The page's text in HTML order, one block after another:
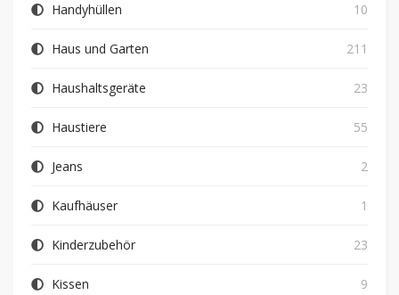
Handyhüllen 10
Haus und Garten 211
Haushaltsgeräte 23
Haustiere 55
Jeans 2
Kaufhäuser 1
Kinderzubehör 23
Kissen 9